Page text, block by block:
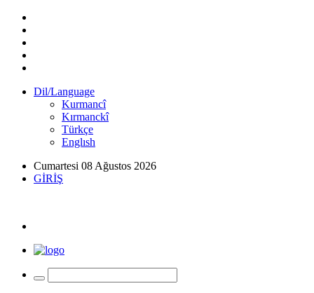
Dil/Language
Kurmancî
Kırmanckî
Türkçe
Englısh
Cumartesi 08 Ağustos 2026
GİRİŞ